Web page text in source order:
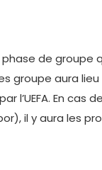
de groupe
aura lieu
l’UEFA. En cas
il y aura les